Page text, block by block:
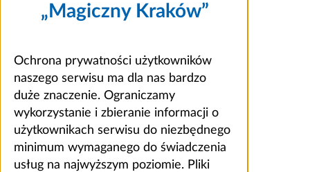
„Magiczny Kraków”
Ochrona prywatności użytkowników
naszego serwisu ma dla nas bardzo
duże znaczenie. Ograniczamy
wykorzystanie i zbieranie informacji o
użytkownikach serwisu do niezbędnego
minimum wymaganego do świadczenia
usług na najwyższym poziomie. Pliki